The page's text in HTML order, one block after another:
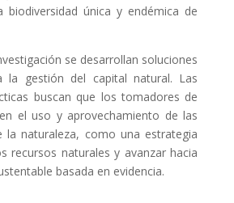
única y endémica de
se desarrollan soluciones
la gestión del capital natural. Las
buscan que los tomadores de
el uso y aprovechamiento de las
la naturaleza, como una estrategia
recursos naturales y avanzar hacia
basada en evidencia.